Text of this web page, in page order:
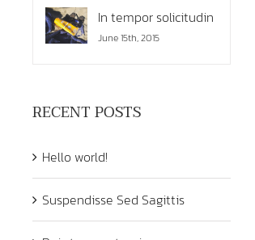
In tempor solicitudin
June 15th, 2015
RECENT POSTS
Hello world!
Suspendisse Sed Sagittis